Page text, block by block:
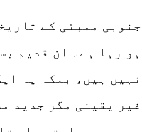
جنوبی ممبئی کے
ہو رہا ہے۔ ان قدیم
نہیں ہیں، بلکہ یہ
غیر یقینی مگر جدید